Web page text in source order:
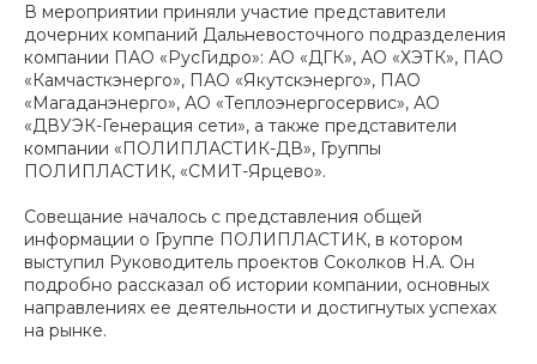
В мероприятии приняли участие представители
дочерних компаний Дальневосточного подразделения
компании ПАО «РусГидро»: АО «ДГК», АО «ХЭТК», ПАО
«Камчасткэнерго», ПАО «Якутскэнерго», ПАО
«Магаданэнерго», АО «Теплоэнергосервис», АО
«ДВУЭК-Генерация сети», а также представители
компании «ПОЛИПЛАСТИК-ДВ», Группы
ПОЛИПЛАСТИК, «СМИТ-Ярцево».
Совещание началось с представления общей
информации о Группе ПОЛИПЛАСТИК, в котором
выступил Руководитель проектов Соколков Н.А. Он
подробно рассказал об истории компании, основных
направлениях ее деятельности и достигнутых успехах
на рынке.